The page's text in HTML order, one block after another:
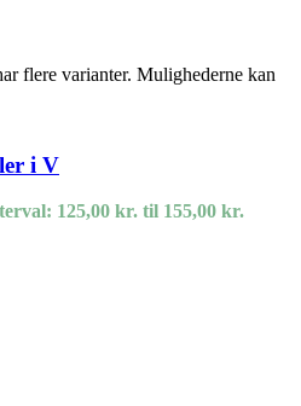
flere varianter. Mulighederne kan
i V
125,00 kr. til 155,00 kr.